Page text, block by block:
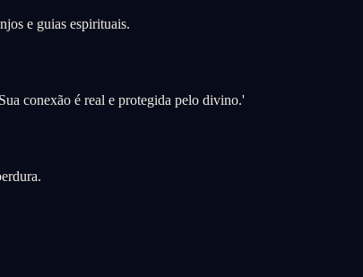
e guias espirituais.
conexão é real e protegida pelo divino.'